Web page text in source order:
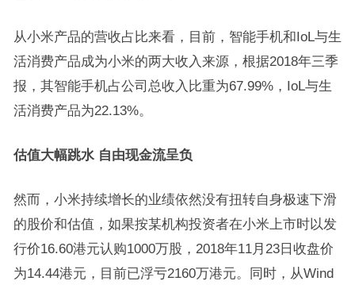
从小米产品的营收占比来看，目前，智能手机和IoL与生
活消费产品成为小米的两大收入来源，根据2018年三季
报，其智能手机占公司总收入比重为67.99%，IoL与生
活消费产品为22.13%。
估值大幅跳水 自由现金流呈负
然而，小米持续增长的业绩依然没有扭转自身极速下滑
的股价和估值，如果按某机构投资者在小米上市时以发
行价16.60港元认购1000万股，2018年11月23日收盘价
为14.44港元，目前已浮亏2160万港元。同时，从Wind